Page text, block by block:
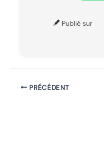
Publié sur
PRÉCÉDENT